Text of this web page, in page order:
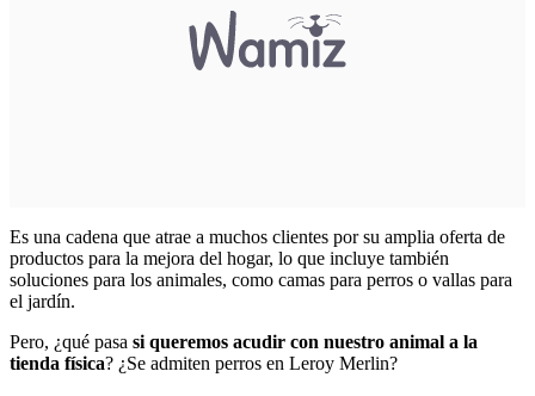
Es una cadena que atrae a muchos clientes por su amplia oferta de
productos para la mejora del hogar, lo que incluye también
soluciones para los animales, como camas para perros o vallas para
el jardín.
Pero, ¿qué pasa si queremos acudir con nuestro animal a la
tienda física? ¿Se admiten perros en Leroy Merlin?